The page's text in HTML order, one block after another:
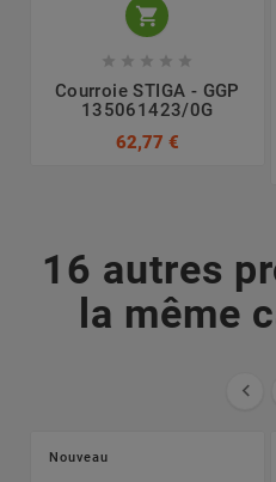

    
Courroie STIGA - GGP
135061423/0G
62,77 €
16 autres
la même

Nouveau